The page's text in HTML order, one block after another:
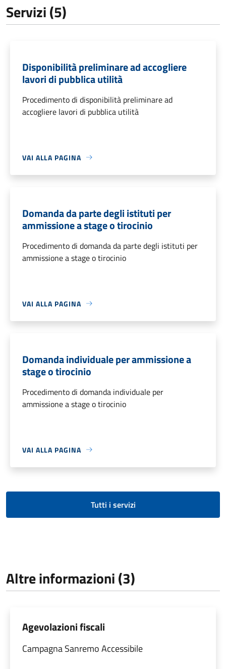
Servizi (5)
Disponibilità preliminare ad accogliere
lavori di pubblica utilità
Procedimento di disponibilità preliminare ad
accogliere lavori di pubblica utilità
VAI ALLA PAGINA
Domanda da parte degli istituti per
ammissione a stage o tirocinio
Procedimento di domanda da parte degli istituti per
ammissione a stage o tirocinio
VAI ALLA PAGINA
Domanda individuale per ammissione a
stage o tirocinio
Procedimento di domanda individuale per
ammissione a stage o tirocinio
VAI ALLA PAGINA
Tutti i servizi
Altre informazioni (3)
Agevolazioni fiscali
Campagna Sanremo Accessibile